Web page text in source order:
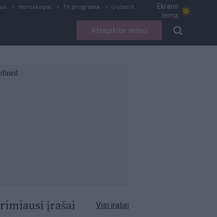
Horoskopai TV programa Lrytas.lt
Ekrano
tema
Atsiųskite video
įrašai Visi įrašai